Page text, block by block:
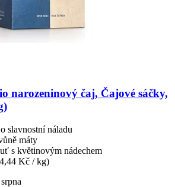
narozeninový čaj, Čajové sáčky,
slavnostní náladu
máty
s květinovým nádechem
Kč / kg)